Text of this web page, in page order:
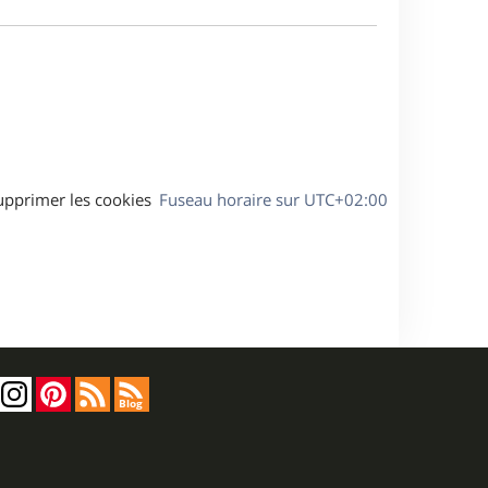
Fuseau horaire sur UTC+02:00
les cookies